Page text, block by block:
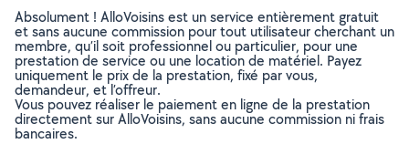
Absolument ! AlloVoisins est un service entièrement gratuit
et sans aucune commission pour tout utilisateur cherchant un
membre, qu’il soit professionnel ou particulier, pour une
prestation de service ou une location de matériel. Payez
uniquement le prix de la prestation, fixé par vous,
demandeur, et l’offreur.
Vous pouvez réaliser le paiement en ligne de la prestation
directement sur AlloVoisins, sans aucune commission ni frais
bancaires.